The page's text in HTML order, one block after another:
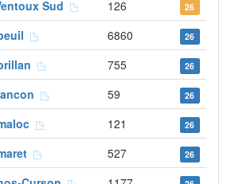
Sud 126 26
6860 26
755 26
59 26
121 26
527 26